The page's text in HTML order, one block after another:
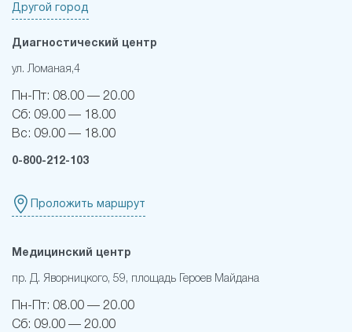
Другой город
Диагностический центр
ул. Ломаная,4
Пн-Пт: 08.00 — 20.00
Сб: 09.00 — 18.00
Вс: 09.00 — 18.00
0-800-212-103
Проложить маршрут
Медицинский центр
пр. Д. Яворницкого, 59, площадь Героев Майдана
Пн-Пт: 08.00 — 20.00
Сб: 09.00 — 20.00